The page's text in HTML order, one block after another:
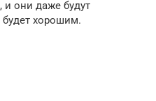
они даже будут
хорошим.